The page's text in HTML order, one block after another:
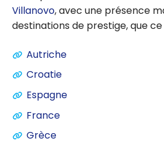
Villanovo, avec une présence
destinations de prestige, que ce
Autriche
Croatie
Espagne
France
Grèce